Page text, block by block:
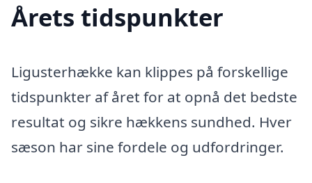
Årets tidspunkter
Ligusterhække kan klippes på forskellige
tidspunkter af året for at opnå det bedste
resultat og sikre hækkens sundhed. Hver
sæson har sine fordele og udfordringer.